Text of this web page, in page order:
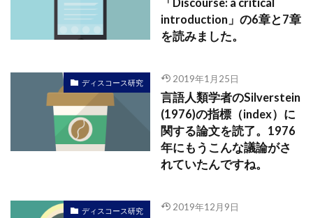
「Discourse: a critical
introduction」の6章と7章
を読みました。
ディスコース研究 2019年1月25日
言語人類学者のSilverstein
(1976)の指標（index）に
関する論文を読了。1976
年にもうこんな議論がさ
れていたんですね。
ディスコース研究 2019年12月9日